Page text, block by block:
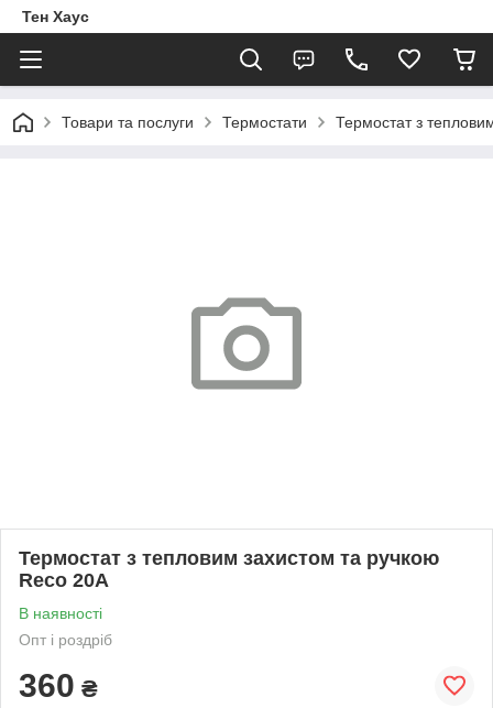
Тен Хаус
Товари та послуги Термостати Термостат з
Термостат з тепловим захистом та ручкою
Reco 20A
В наявності
Опт і роздріб
360 ₴